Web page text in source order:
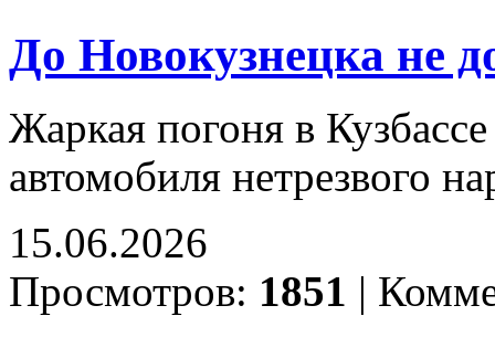
До Новокузнецка не
Жаркая погоня в
автомобиля нетрезвого
15.06.2026
Просмотров: 1851 |